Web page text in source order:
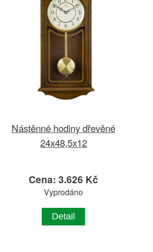
Nástěnné hodiny dřevěné
24x48,5x12
Cena: 3.626 Kč
Vyprodáno
Detail